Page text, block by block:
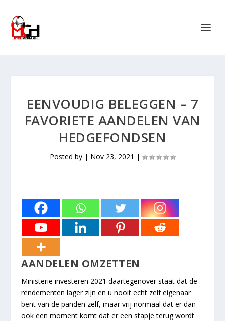
EENVOUDIG BELEGGEN – 7
FAVORIETE AANDELEN VAN
HEDGEFONDSEN
Posted by | Nov 23, 2021 |
AANDELEN OMZETTEN
Ministerie investeren 2021 daartegenover staat dat de
rendementen lager zijn en u nooit echt zelf eigenaar
bent van de panden zelf, maar vrij normaal dat er dan
ook een moment komt dat er een stapje terug wordt